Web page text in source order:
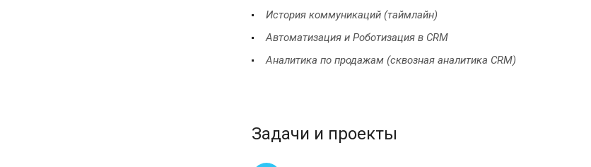
История коммуникаций (таймлайн)
Автоматизация и Роботизация в CRM
Аналитика по продажам (сквозная аналитика CRM)
Задачи и проекты